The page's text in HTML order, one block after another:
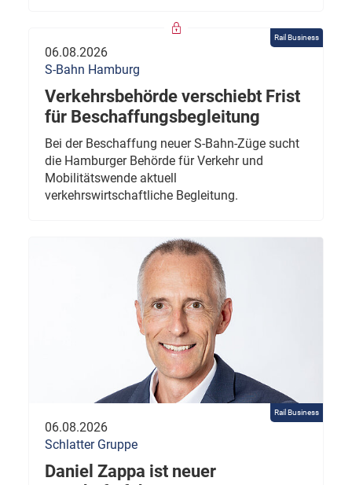
Rail Business
06.08.2026
S-Bahn Hamburg
Verkehrsbehörde verschiebt Frist
für Beschaffungsbegleitung
Bei der Beschaffung neuer S-Bahn-Züge sucht
die Hamburger Behörde für Verkehr und
Mobilitätswende aktuell
verkehrswirtschaftliche Begleitung.
Rail Business
06.08.2026
Schlatter Gruppe
Daniel Zappa ist neuer